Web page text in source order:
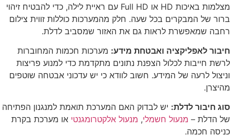
מצלמות באיכות HD או Full HD עם ראיית לילה, כדי להבטיח זיהוי
ברור של המבקרים בכל שעה. חלק מהמערכות כוללות זווית צילום
רחבה שמאפשרת לראות גם את האזור שמסביב לדלת.
חיבור לאפליקציה ואבטחת מידע: מערכות חכמות המחוברות
לרשת חייבות לכלול הצפנת נתונים מתקדמת כדי למנוע פריצות
וניצול לרעה של המידע. חשוב לוודא כי יש עדכוני אבטחה שוטפים
מהיצרן.
סוג חיבור לדלת: יש לבדוק האם המערכת תואמת למנגנון הפתיחה
של הדלת – מנעול חשמלי, מנעול אלקטרומגנטי או מערכת בקרת
כניסה חכמה.